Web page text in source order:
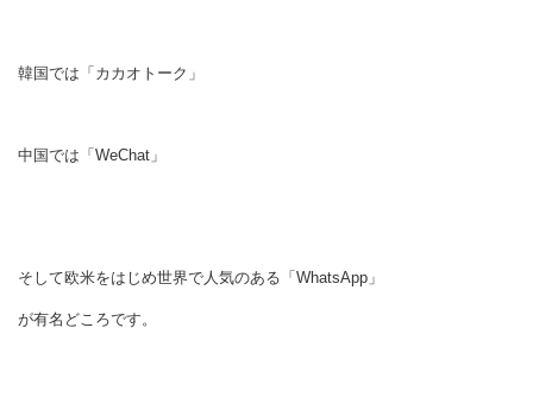
韓国では「カカオトーク」
中国では「WeChat」
そして欧米をはじめ世界で人気のある「WhatsApp」
が有名どころです。